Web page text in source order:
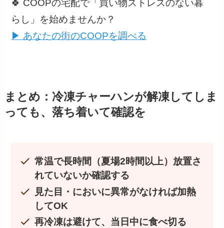
🍀 COOPの宅配で「買い物ストレスのない暮
らし」を始めませんか？
▶ あなたの街のCOOPを調べる
まとめ：冷凍チャーハンが解凍してしま
っても、落ち着いて確認を
常温で長時間（夏場2時間以上）放置さ
れていないか確認する
見た目・においに異常がなければ加熱
してOK
再冷凍は避けて、当日中に食べ切る